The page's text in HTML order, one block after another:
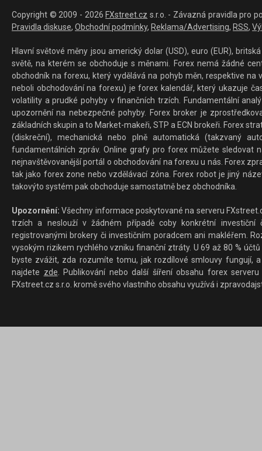
Copyright © 2009 - 2026 FXstreet.cz s.r.o. - Závazná pravidla pro
Pravidla diskuse, Obchodní podmínky, Reklama/Advertising, RSS,
Hlavní světové měny jsou americký dolar (USD), euro (EUR),
světě, na kterém se obchoduje s měnami. Forex nemá žádné
obchodník na forexu, který vydělává na pohyb měn, respektive
neboli obchodování na forexu) je forex kalendář, který ukazuje
volatility a prudké pohyby v finančních trzích. Fundamentální
upozornění na nebezpečné pohyby. Forex broker je
základních skupin a to Market-makeři, STP a ECN brokeři. Forex
(diskreční), mechanická nebo plně automatická (takzvaný
fundamentálních zpráv. Online grafy pro forex můžete sledovat
nejnavštěvovanější portál o obchodování na forexu u nás. Forex
tak jako forex zone nebo vzdělávací zóna. Forex robot je jiný
takovýto systém pak obchoduje samostatně bez obchodníka.
Upozornění: Všechny informace poskytované na serveru
trzích a neslouží v žádném případě coby konkrétní investiční
registrovanými brokery či investičním poradcem ani makléřem.
vysokým rizikem rychlého vzniku finanční ztráty. U 69 až 80 %
byste zvážit, zda rozumíte tomu, jak rozdílové smlouvy fungují,
najdete zde. Publikování nebo další šíření obsahu forex
FXstreet.cz s.r.o. kromě svého vlastního obsahu využívá i